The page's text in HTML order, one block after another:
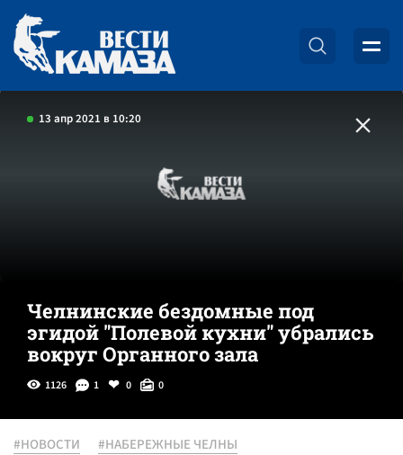
13 апр 2021 в 10:20
Челнинские бездомные под
эгидой "Полевой кухни" убрались
вокруг Органного зала
1126 1 0 0
#НОВОСТИ
#НАБЕРЕЖНЫЕ ЧЕЛНЫ